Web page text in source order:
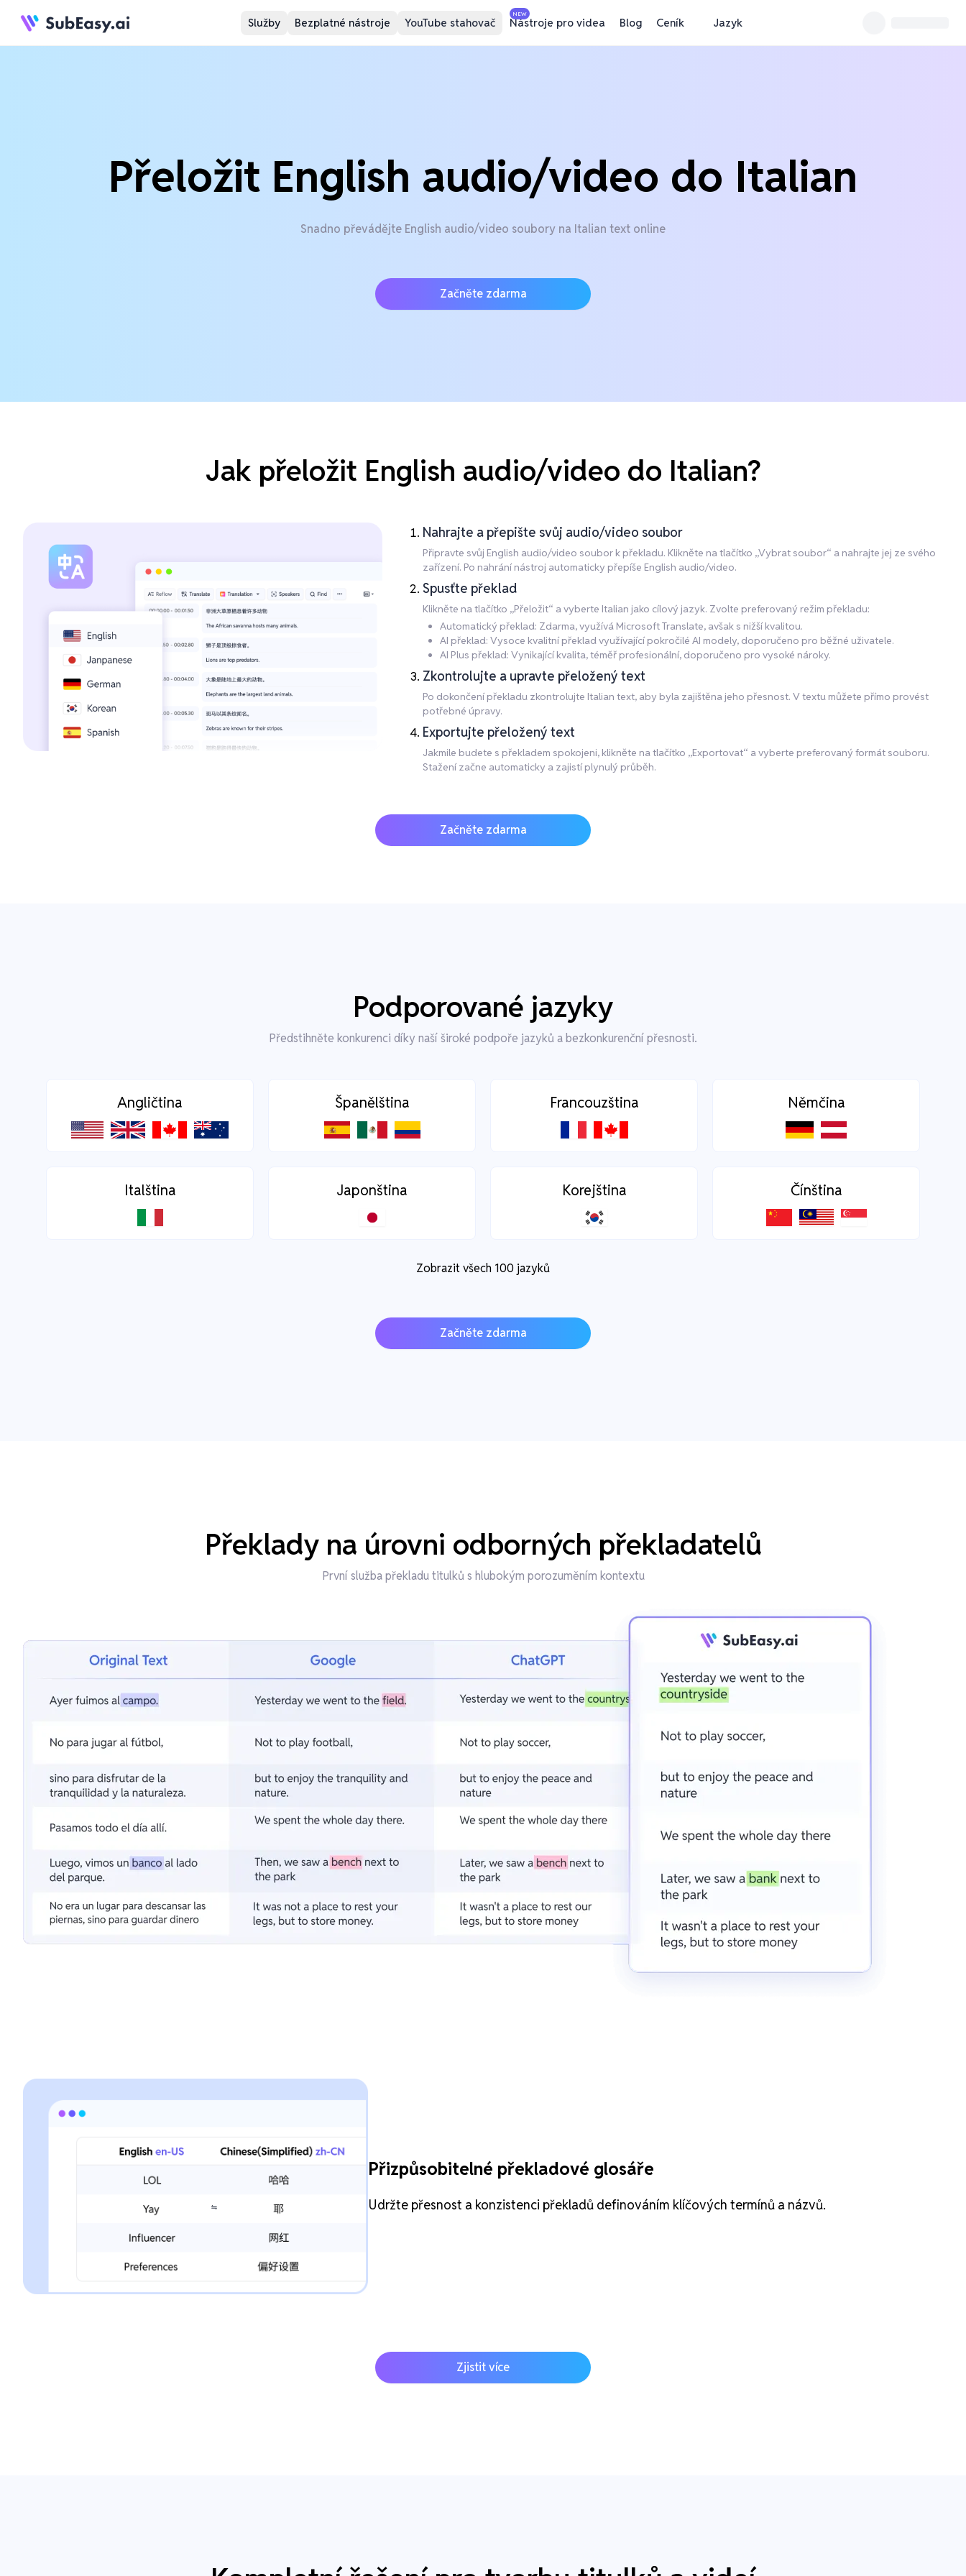
Služby Bezplatné nástroje YouTube stahovač
NEW
Nástroje pro videa Blog Ceník Jazyk
Přeložit English audio/video do Italian
Snadno převádějte English audio/video soubory na Italian text online
Začněte zdarma
Jak přeložit English audio/video do Italian?
Nahrajte a přepište svůj audio/video soubor
Připravte svůj English audio/video soubor k překladu. Klikněte na tlačítko „Vybrat soubor“ a nahrajte jej ze svého
zařízení. Po nahrání nástroj automaticky přepíše English audio/video.
Spusťte překlad
Klikněte na tlačítko „Přeložit“ a vyberte Italian jako cílový jazyk. Zvolte preferovaný režim překladu:
Automatický překlad: Zdarma, využívá Microsoft Translate, avšak s nižší kvalitou.
AI překlad: Vysoce kvalitní překlad využívající pokročilé AI modely, doporučeno pro běžné uživatele.
AI Plus překlad: Vynikající kvalita, téměř profesionální, doporučeno pro vysoké nároky.
Zkontrolujte a upravte přeložený text
Po dokončení překladu zkontrolujte Italian text, aby byla zajištěna jeho přesnost. V textu můžete přímo provést
potřebné úpravy.
Exportujte přeložený text
Jakmile budete s překladem spokojeni, klikněte na tlačítko „Exportovat“ a vyberte preferovaný formát souboru.
Stažení začne automaticky a zajistí plynulý průběh.
Začněte zdarma
Podporované jazyky
Předstihněte konkurenci díky naší široké podpoře jazyků a bezkonkurenční přesnosti.
Angličtina Španělština Francouzština Němčina
Italština Japonština Korejština Čínština
Zobrazit všech 100 jazyků
Začněte zdarma
Překlady na úrovni odborných překladatelů
První služba překladu titulků s hlubokým porozuměním kontextu
Přizpůsobitelné překladové glosáře
Udržte přesnost a konzistenci překladů definováním klíčových termínů a názvů.
Zjistit více